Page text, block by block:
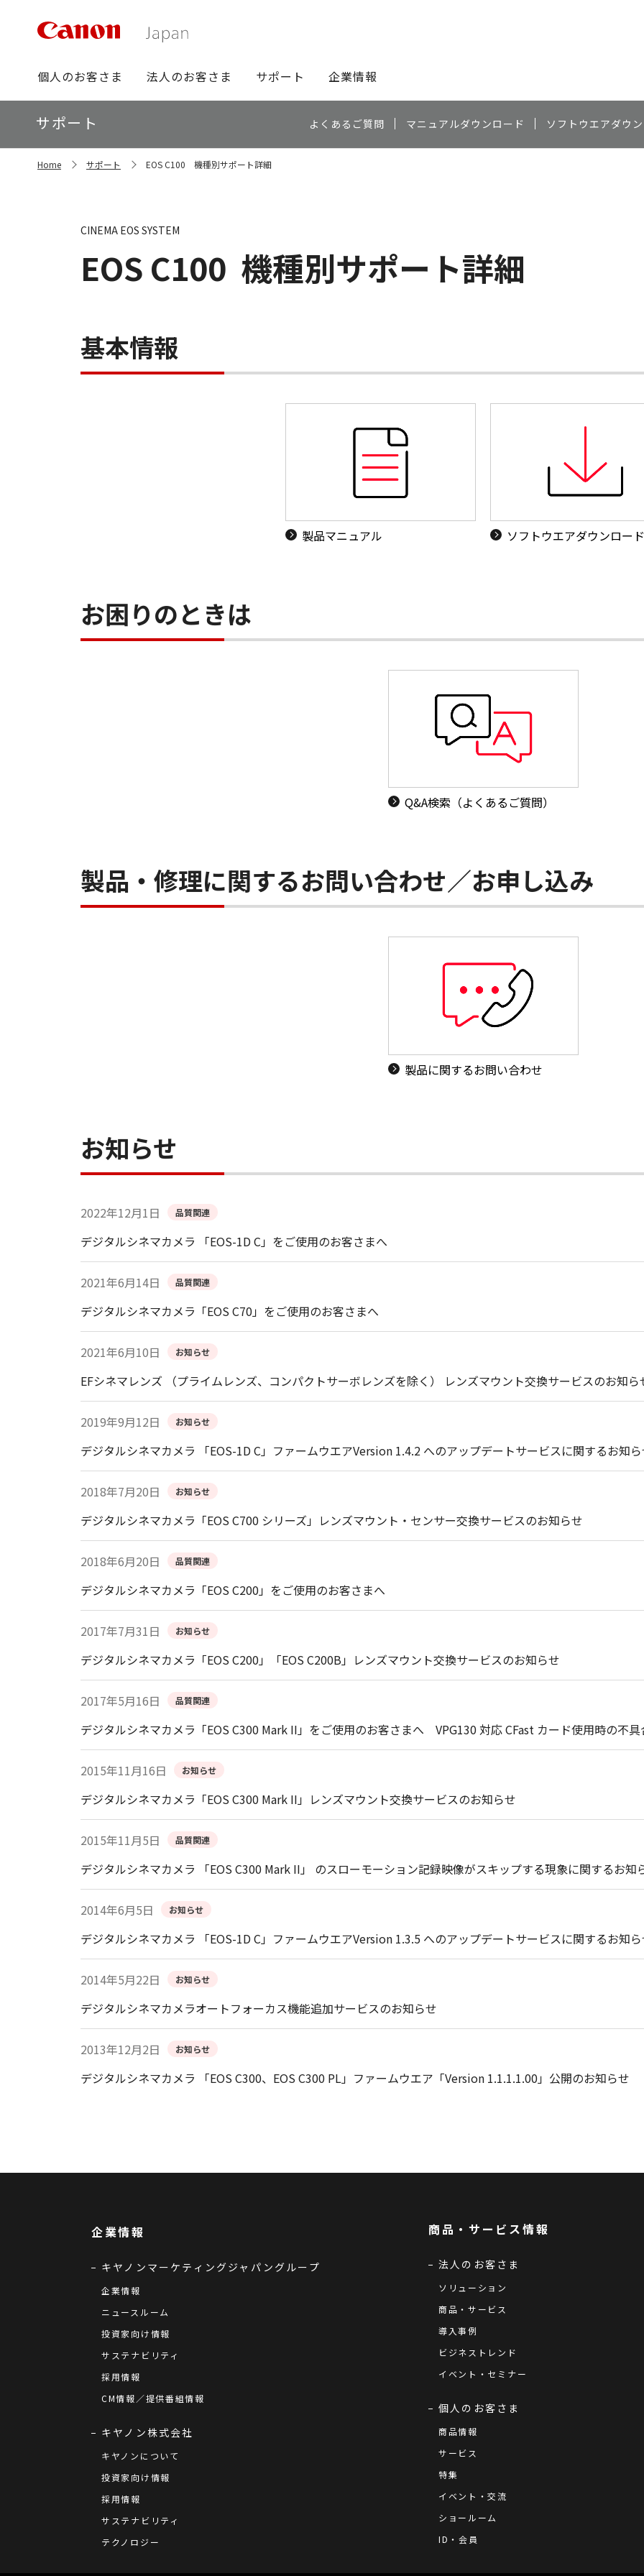
グ
ロ
ー
バ
ビ
個人のお客さま 法人のお客さま サポート 企業情報
ロ
ー
カ
ル
サポート よくあるご質問 マニュアルダウンロード ソフトウエアダウ
Home サポート EOS C100 機種別サポート詳細
EOS C100 機種別サポート詳細
CINEMA EOS SYSTEM
基本情報
製品マニュアル ソフトウエアダウンロード
お困りのときは
Q&A検索（よくあるご質問）
製品・修理に関するお問い合わせ／お申し込み
製品に関するお問い合わせ
お知らせ
2022年12月1日 品質関連
デジタルシネマカメラ 「EOS-1D C」をご使用のお客さまへ
2021年6月14日 品質関連
デジタルシネマカメラ「EOS C70」をご使用のお客さまへ
2021年6月10日 お知らせ
EFシネマレンズ （プライムレンズ、コンパクトサーボレンズを除く） レンズマウント交換サービスのお知ら
2019年9月12日 お知らせ
デジタルシネマカメラ 「EOS-1D C」ファームウエアVersion 1.4.2 へのアップデートサービスに関するお知
2018年7月20日 お知らせ
デジタルシネマカメラ「EOS C700 シリーズ」レンズマウント・センサー交換サービスのお知らせ
2018年6月20日 品質関連
デジタルシネマカメラ「EOS C200」をご使用のお客さまへ
2017年7月31日 お知らせ
デジタルシネマカメラ「EOS C200」「EOS C200B」レンズマウント交換サービスのお知らせ
2017年5月16日 品質関連
デジタルシネマカメラ「EOS C300 Mark II」をご使用のお客さまへ VPG130 対応 CFast カード使用時の不
2015年11月16日 お知らせ
デジタルシネマカメラ「EOS C300 Mark II」レンズマウント交換サービスのお知らせ
2015年11月5日 品質関連
デジタルシネマカメラ 「EOS C300 Mark II」 のスローモーション記録映像がスキップする現象に関するお知
2014年6月5日 お知らせ
デジタルシネマカメラ 「EOS-1D C」ファームウエアVersion 1.3.5 へのアップデートサービスに関するお知
2014年5月22日 お知らせ
デジタルシネマカメラオートフォーカス機能追加サービスのお知らせ
2013年12月2日 お知らせ
デジタルシネマカメラ 「EOS C300、EOS C300 PL」ファームウエア「Version 1.1.1.1.00」公開のお知らせ
企業情報
キヤノンマーケティングジャパングループ
企業情報
ニュースルーム
投資家向け情報
サステナビリティ
採用情報
CM情報／提供番組情報
キヤノン株式会社
キヤノンについて
投資家向け情報
採用情報
サステナビリティ
テクノロジー
商品・サービス情報
法人のお客さま
ソリューション
商品・サービス
導入事例
ビジネストレンド
イベント・セミナー
個人のお客さま
商品情報
サービス
特集
イベント・交流
ショールーム
ID・会員